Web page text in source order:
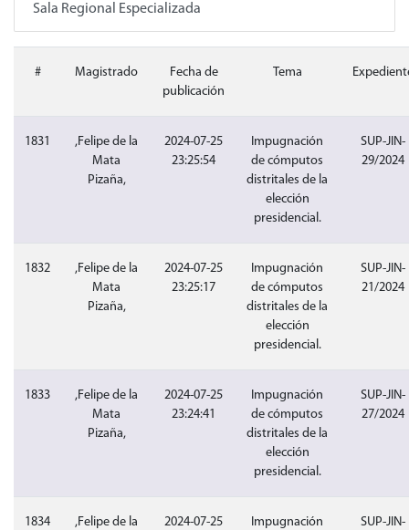
Sala Regional Especializada
# Magistrado
Fecha de
publicación
Tema
1831
,Felipe de la
Mata
Pizaña,
2024-07-25
23:25:54
Impugnación
de cómputos
distritales de la
elección
presidencial.
SUP-JIN-
29/2024
1832
,Felipe de la
Mata
Pizaña,
2024-07-25
23:25:17
Impugnación
de cómputos
distritales de la
elección
presidencial.
SUP-JIN-
21/2024
1833
,Felipe de la
Mata
Pizaña,
2024-07-25
23:24:41
Impugnación
de cómputos
distritales de la
elección
presidencial.
SUP-JIN-
27/2024
1834
,Felipe de la
2024-07-25
Impugnación
SUP-JIN-